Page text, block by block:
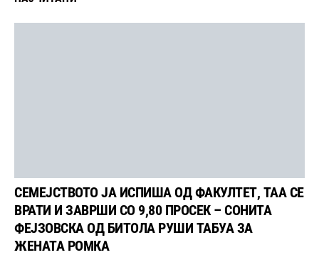
СЕМЕЈСТВОТО ЈА ИСПИША ОД ФАКУЛТЕТ, ТАА СЕ
ВРАТИ И ЗАВРШИ СО 9,80 ПРОСЕК – СОНИТА
ФЕЈЗОВСКА ОД БИТОЛА РУШИ ТАБУА ЗА
ЖЕНАТА РОМКА